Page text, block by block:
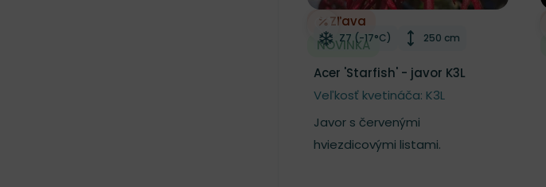
Zľava
NOVINKA
Odober do zoznamu želaní
Mrazuvzdornosť
Z7 (-17°C) Výška rastliny
250 cm
Acer 'Starfish' - javor K3L
Veľkosť kvetináča: K3L
Javor s červenými
hviezdicovými listami.